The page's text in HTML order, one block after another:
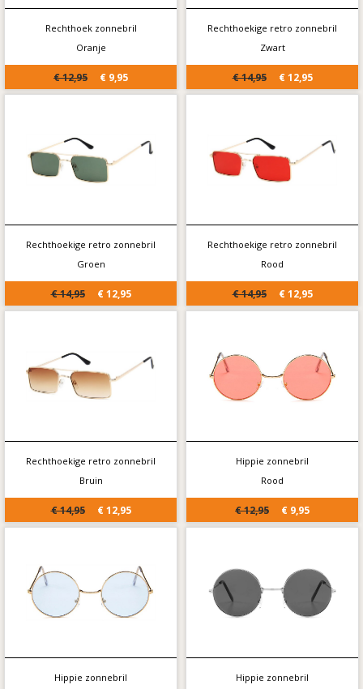
Rechthoek zonnebril
Oranje
€ 12,95 € 9,95
Rechthoekige retro zonnebril
Zwart
€ 14,95 € 12,95
Rechthoekige retro zonnebril
Groen
€ 14,95 € 12,95
Rechthoekige retro zonnebril
Rood
€ 14,95 € 12,95
Rechthoekige retro zonnebril
Bruin
€ 14,95 € 12,95
Hippie zonnebril
Rood
€ 12,95 € 9,95
Hippie zonnebril
Hippie zonnebril